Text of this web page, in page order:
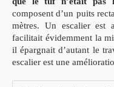
composent d’un puits
mètres. Un escalier est
facilitait évidemment la
il épargnait d’autant le
escalier est une